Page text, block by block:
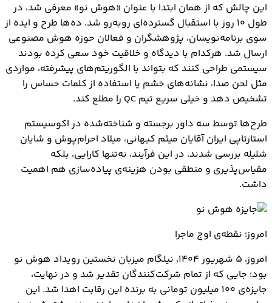
این چالش که از همان ابتدا با عنوان «هوش نو» معرفی شد، در
طول ۱۰ روز با استقبال گسترده‌ای روبه‌رو شد. ده‌ها طرح و ایده از
سوی برنامه‌نویسان، پژوهشگران و فعالان حوزه هوش مصنوعی
ارسال شد. هرکدام با دیدگاه و خلاقیت خود سعی کرده بودند
سیستمی طراحی کنند که بتواند با الگوریتم‌های پیشرفته، مواردی
مثل لحن صدا، نشانه‌های خشم یا استفاده از کلمات حساس را
تشخیص دهد و خیلی سریع تیم QC را مطلع کند.
طرح‌ها توسط سه داور برجسته و شناخته‌شده در اکوسیستم
استارتاپی ایران آقایان میثم کیهانی، میلاد احرام‌پوش و شایان
شلیله بررسی شدند. در این فرآیند، نه‌تنها کارایی، بلکه
مقیاس‌پذیری و منطقی بودن هزینه‌ی پیاده‌سازی هم اهمیت
داشت.
امروز؛ نقطه‌ی اوج ماجرا
امروز، ۵ شهریور ۱۴۰۴، نیلگام میزبان نخستین رویداد هوش نو
بود؛ جایی که از تمام شرکت‌کنندگان تقدیر شد و در نهایت،
جایزه‌ی ۱۰۰ میلیون تومانی به برنده این رقابت اهدا شد. این